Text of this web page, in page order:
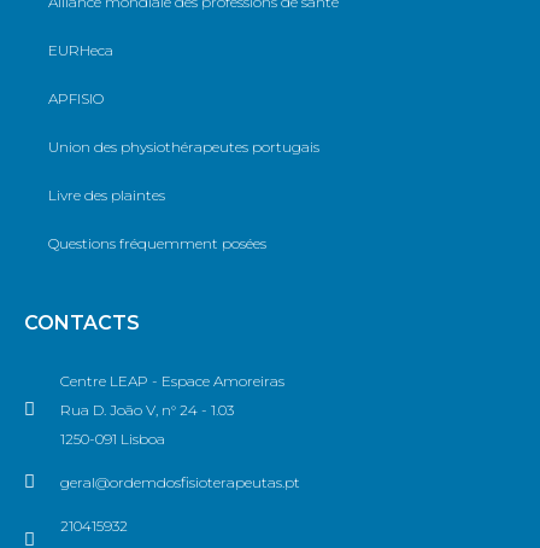
EURHeca
APFISIO
Union des physiothérapeutes portugais
Livre des plaintes
Questions fréquemment posées
CONTACTS
Centre LEAP - Espace Amoreiras
Rua D. João V, n° 24 - 1.03
1250-091 Lisboa
geral@ordemdosfisioterapeutas.pt
210415932